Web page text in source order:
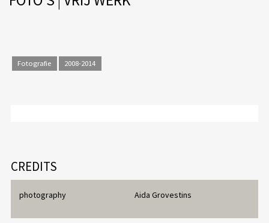
Fotografie 2008-2014
CREDITS
photography Aida Grovestins